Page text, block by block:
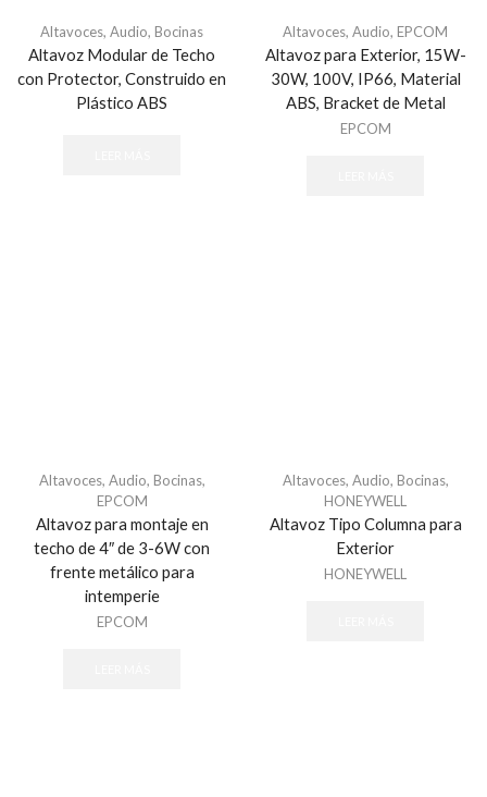
Altavoces, Audio, Bocinas
Altavoz Modular de Techo
con Protector, Construido en
Plástico ABS
Altavoces, Audio, EPCOM
Altavoz para Exterior, 15W-
30W, 100V, IP66, Material
ABS, Bracket de Metal
EPCOM
Altavoces, Audio, Bocinas,
EPCOM
Altavoz para montaje en
techo de 4″ de 3-6W con
frente metálico para
intemperie
EPCOM
Altavoces, Audio, Bocinas,
HONEYWELL
Altavoz Tipo Columna para
Exterior
HONEYWELL